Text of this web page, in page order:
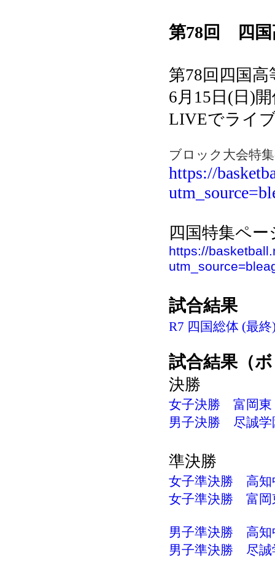
第78回 四国
第78回四国
6月15日(日)
LIVEでライ
ブロック大会特
https://
四国特集ペー
https://
試合結果
R7 四国総体 (最終
試合結果（
決勝
女子決勝 富岡東
男子決勝 尽誠学
準決勝
女子準決勝 高知
女子準決勝 富岡
男子準決勝 高知
男子準決勝 尽誠